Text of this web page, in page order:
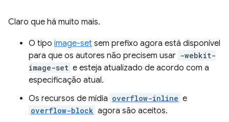
Claro que há muito mais.
O tipo image-set sem prefixo agora está disponível
para que os autores não precisem usar -webkit-
image-set e esteja atualizado de acordo com a
especificação atual.
Os recursos de mídia overflow-inline e
overflow-block agora são aceitos.